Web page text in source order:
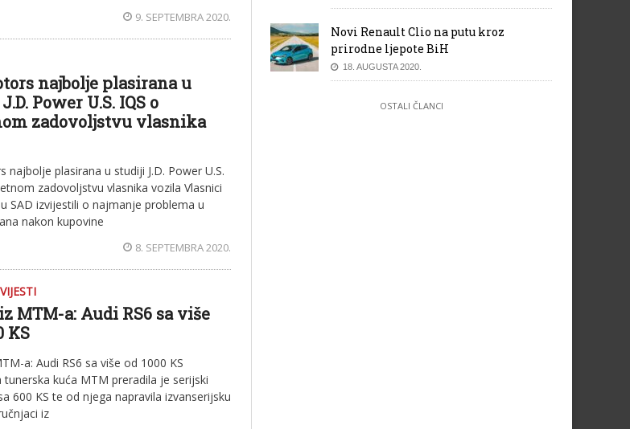
9. SEPTEMBRA 2020.
najbolje plasirana u
Power U.S. IQS o
zadovoljstvu vlasnika
najbolje plasirana u studiji J.D. Power U.S.
zadovoljstvu vlasnika vozila Vlasnici
SAD izvijestili o najmanje problema u
nakon kupovine
8. SEPTEMBRA 2020.
VIJESTI
MTM-a: Audi RS6 sa više
KS
a: Audi RS6 sa više od 1000 KS
tunerska kuća MTM preradila je serijski
600 KS te od njega napravila izvanserijsku
iz
Novi Renault Clio na putu kroz
prirodne ljepote BiH
18. AUGUSTA 2020.
OSTALI ČLANCI